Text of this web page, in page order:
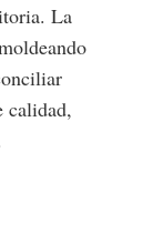
La
calidad,